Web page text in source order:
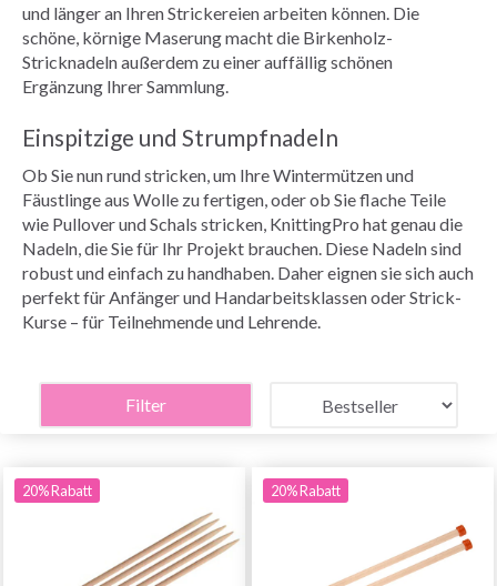
und länger an Ihren Strickereien arbeiten können. Die
schöne, körnige Maserung macht die Birkenholz-
Stricknadeln außerdem zu einer auffällig schönen
Ergänzung Ihrer Sammlung.
Einspitzige und Strumpfnadeln
Ob Sie nun rund stricken, um Ihre Wintermützen und
Fäustlinge aus Wolle zu fertigen, oder ob Sie flache Teile
wie Pullover und Schals stricken, KnittingPro hat genau die
Nadeln, die Sie für Ihr Projekt brauchen. Diese Nadeln sind
robust und einfach zu handhaben. Daher eignen sie sich auch
perfekt für Anfänger und Handarbeitsklassen oder Strick-
Kurse – für Teilnehmende und Lehrende.
Filter
20% Rabatt 20% Rabatt